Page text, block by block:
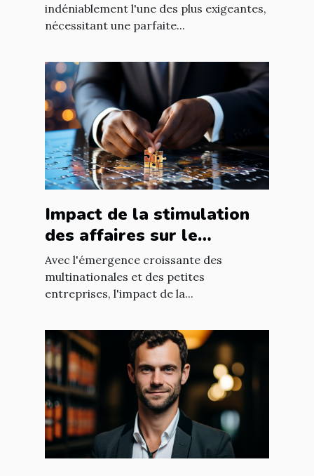
indéniablement l'une des plus exigeantes,
nécessitant une parfaite...
Impact de la stimulation
des affaires sur le
développement
économique mondial
Avec l'émergence croissante des
multinationales et des petites
entreprises, l'impact de la...